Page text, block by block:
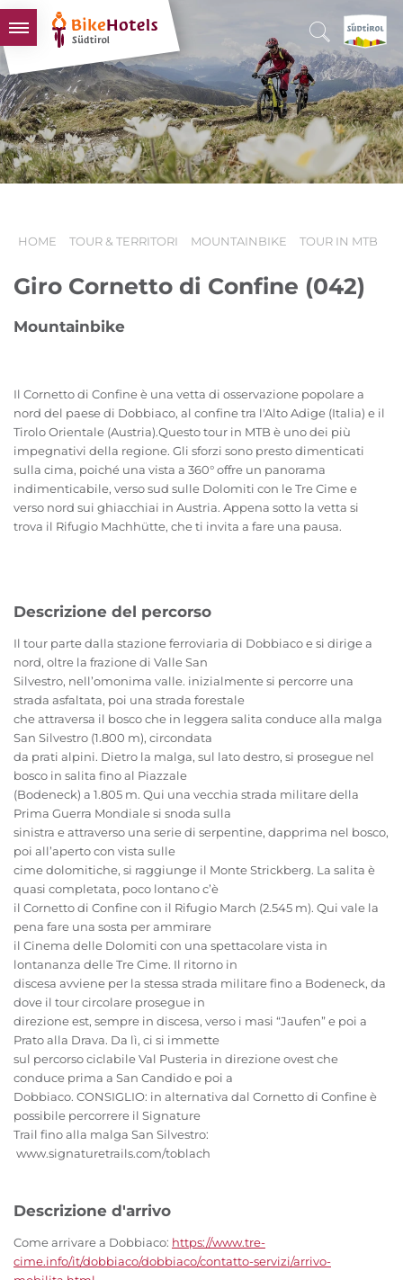
BIKEHOTELS
HOTELS & PACCHETTI
TOUR & TERRITORI
L'ALTO ADIGE & NOI
HOME TOUR & TERRITORI MOUNTAINBIKE TOUR IN MTB
Giro Cornetto di Confine (042)
Mountainbike
Il Cornetto di Confine è una vetta di osservazione popolare a
nord del paese di Dobbiaco, al confine tra l'Alto Adige (Italia) e il
Tirolo Orientale (Austria).Questo tour in MTB è uno dei più
impegnativi della regione. Gli sforzi sono presto dimenticati
sulla cima, poiché una vista a 360° offre un panorama
indimenticabile, verso sud sulle Dolomiti con le Tre Cime e
verso nord sui ghiacchiai in Austria. Appena sotto la vetta si
trova il Rifugio Machhütte, che ti invita a fare una pausa.
Descrizione del percorso
Il tour parte dalla stazione ferroviaria di Dobbiaco e si dirige a
nord, oltre la frazione di Valle San
Silvestro, nell’omonima valle. inizialmente si percorre una
strada asfaltata, poi una strada forestale
che attraversa il bosco che in leggera salita conduce alla malga
San Silvestro (1.800 m), circondata
da prati alpini. Dietro la malga, sul lato destro, si prosegue nel
bosco in salita fino al Piazzale
(Bodeneck) a 1.805 m. Qui una vecchia strada militare della
Prima Guerra Mondiale si snoda sulla
sinistra e attraverso una serie di serpentine, dapprima nel bosco,
poi all’aperto con vista sulle
cime dolomitiche, si raggiunge il Monte Strickberg. La salita è
quasi completata, poco lontano c’è
il Cornetto di Confine con il Rifugio March (2.545 m). Qui vale la
pena fare una sosta per ammirare
il Cinema delle Dolomiti con una spettacolare vista in
lontananza delle Tre Cime. Il ritorno in
discesa avviene per la stessa strada militare fino a Bodeneck, da
dove il tour circolare prosegue in
direzione est, sempre in discesa, verso i masi “Jaufen” e poi a
Prato alla Drava. Da lì, ci si immette
sul percorso ciclabile Val Pusteria in direzione ovest che
conduce prima a San Candido e poi a
Dobbiaco. CONSIGLIO: in alternativa dal Cornetto di Confine è
possibile percorrere il Signature
Trail fino alla malga San Silvestro:
www.signaturetrails.com/toblach
Descrizione d'arrivo
Come arrivare a Dobbiaco: https://www.tre-
cime.info/it/dobbiaco/dobbiaco/contatto-servizi/arrivo-